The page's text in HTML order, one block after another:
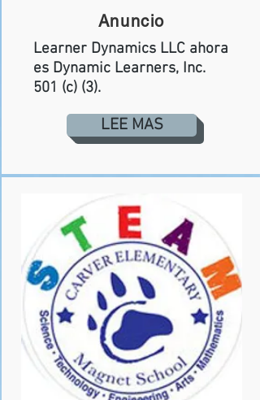
Anuncio
Learner Dynamics LLC ahora
es Dynamic Learners, Inc.
501 (c) (3).
LEE MAS